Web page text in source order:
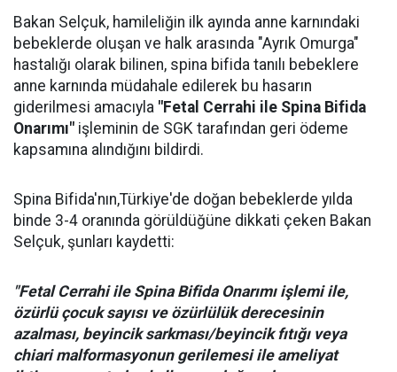
Bakan Selçuk, hamileliğin ilk ayında anne karnındaki
bebeklerde oluşan ve halk arasında "Ayrık Omurga"
hastalığı olarak bilinen, spina bifida tanılı bebeklere
anne karnında müdahale edilerek bu hasarın
giderilmesi amacıyla "Fetal Cerrahi ile Spina Bifida
Onarımı" işleminin de SGK tarafından geri ödeme
kapsamına alındığını bildirdi.
Spina Bifida'nın,Türkiye'de doğan bebeklerde yılda
binde 3-4 oranında görüldüğüne dikkati çeken Bakan
Selçuk, şunları kaydetti:
"Fetal Cerrahi ile Spina Bifida Onarımı işlemi ile,
özürlü çocuk sayısı ve özürlülük derecesinin
azalması, beyincik sarkması/beyincik fıtığı veya
chiari malformasyonun gerilemesi ile ameliyat